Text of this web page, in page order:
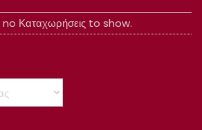
Καταχωρήσεις to show.